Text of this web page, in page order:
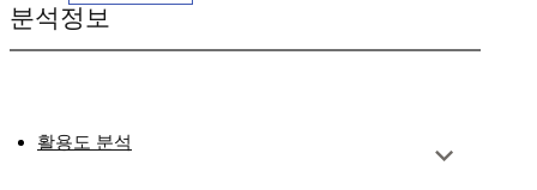
분석정보
활용도 분석